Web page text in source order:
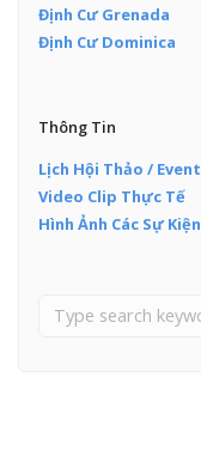
Định Cư Grenada
Định Cư Dominica
Thông Tin
Lịch Hội Thảo / Event
Video Clip Thực Tế
Hình Ảnh Các Sự Kiện